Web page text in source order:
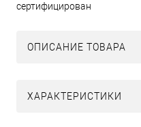
сертифицирован
ОПИСАНИЕ ТОВАРА
ХАРАКТЕРИСТИКИ